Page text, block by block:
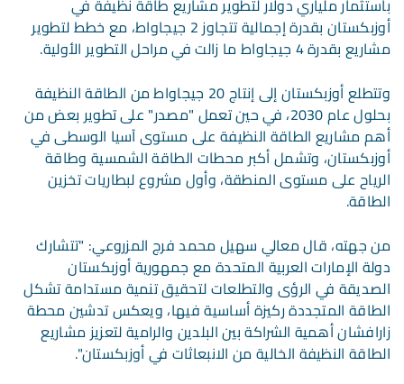
باستثمار ملياري دولار لتطوير مشاريع طاقة نظيفة في
أوزبكستان بقدرة إجمالية تتجاوز 2 جيجاواط، مع خطط لتطوير
مشاريع بقدرة 4 جيجاواط ما زالت في مراحل التطوير الأولية.
وتتطلع أوزبكستان إلى إنتاج 20 جيجاواط من الطاقة النظيفة
بحلول عام 2030، في حين تعمل "مصدر" على تطوير بعض من
أهم مشاريع الطاقة النظيفة على مستوى آسيا الوسطى في
أوزبكستان، وتشمل أكبر محطات الطاقة الشمسية وطاقة
الرياح على مستوى المنطقة، وأول مشروع لبطاريات تخزين
الطاقة.
من جهته، قال معالي سهيل محمد فرج المزروعي: "تتشارك
دولة الإمارات العربية المتحدة مع جمهورية أوزبكستان
الصديقة في الرؤى والتطلعات لتحقيق تنمية مستدامة تشكل
الطاقة المتجددة ركيزة أساسية فيها، ويعكس تدشين محطة
زارافشان أهمية الشراكة بين البلدين والرامية لتعزيز مشاريع
الطاقة النظيفة الخالية من الانبعاثات في أوزبكستان".